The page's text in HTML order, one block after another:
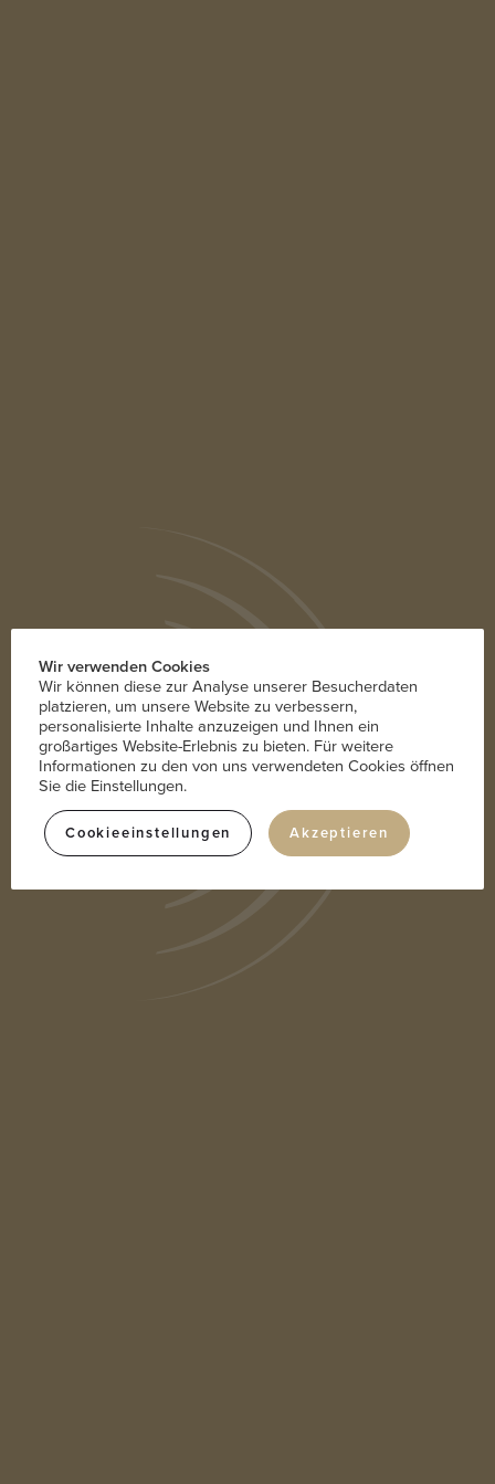
Ziehen Sie Ihr Gegenüber in den
Bann mit einer charismatischen
Stimme und einem souveränen
Auftritt!
Sonnja Helfrecht-Riedel, Staatlich geprüfte
Atem-, Sprech- und Stimmlehrerin
Wir verwenden Cookies
Wir können diese zur Analyse unserer Besucherdaten
platzieren, um unsere Website zu verbessern,
personalisierte Inhalte anzuzeigen und Ihnen ein
großartiges Website-Erlebnis zu bieten. Für weitere
Informationen zu den von uns verwendeten Cookies öffnen
Sie die Einstellungen.
Cookieeinstellungen Akzeptieren